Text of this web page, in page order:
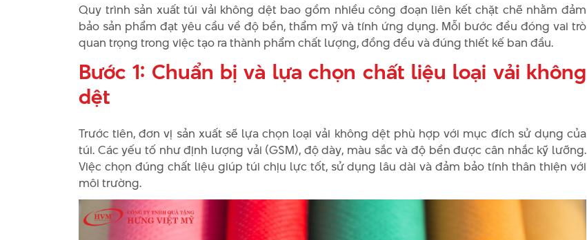
Quy trình sản xuất túi vải không dệt bao gồm nhiều công đoạn liên kết chặt chẽ nhằm đảm
bảo sản phẩm đạt yêu cầu về độ bền, thẩm mỹ và tính ứng dụng. Mỗi bước đều đóng vai trò
quan trọng trong việc tạo ra thành phẩm chất lượng, đồng đều và đúng thiết kế ban đầu.
Bước 1: Chuẩn bị và lựa chọn chất liệu loại vải không
dệt
Trước tiên, đơn vị sản xuất sẽ lựa chọn loại vải không dệt phù hợp với mục đích sử dụng của
túi. Các yếu tố như định lượng vải (GSM), độ dày, màu sắc và độ bền được cân nhắc kỹ lưỡng.
Việc chọn đúng chất liệu giúp túi chịu lực tốt, sử dụng lâu dài và đảm bảo tính thân thiện với
môi trường.